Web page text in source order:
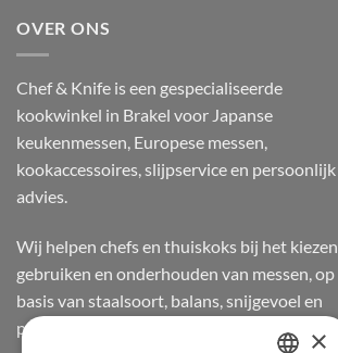
OVER ONS
Chef & Knife is een gespecialiseerde
kookwinkel in Brakel voor Japanse
keukenmessen, Europese messen,
kookaccessoires, slijpservice en persoonlijk
advies.
Wij helpen chefs en thuiskoks bij het kiezen,
gebruiken en onderhouden van messen, op
basis van staalsoort, balans, snijgevoel en
praktijkervaring.
×